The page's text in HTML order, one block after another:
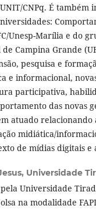
CNPq. É também
Unesp-Marília e do
Campina Grande
pesquisa e
e informacional,
participativa,
das novas
atuado relacionando
midiática/
de mídias digitais e
Universidade
Universidade
na modalidade